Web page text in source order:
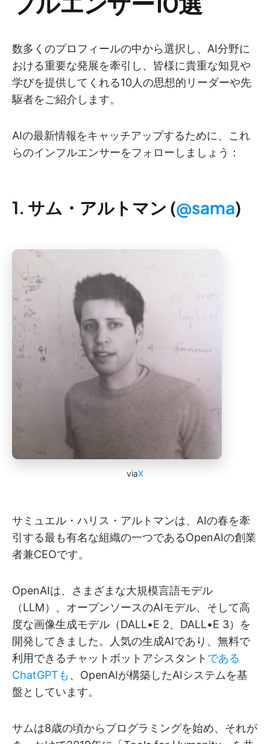
数多くのプロフィールの中から選択し、AI分野に
おける重要な発展を牽引し、皆様に貴重な知見や
学びを提供してくれる10人の思想的リーダーや先
駆者をご紹介します。
AIの最新情報をキャッチアップするために、これ
らのインフルエンサーをフォローしましょう：
1. サム・アルトマン (@sama)
viaX
サミュエル・ハリス・アルトマンは、AIの春を牽
引する最も有名な組織の一つであるOpenAIの創業
者兼CEOです。
OpenAIは、さまざまな大規模言語モデル
（LLM）、オープンソースのAIモデル、そして高
度な画像生成モデル（DALL•E 2、DALL•E 3）を
開発してきました。人気の生成AIであり、無料で
利用できるチャットボットアシスタント である
ChatGPTも、OpenAIが構築したAIシステムを基
盤としています。
サムは8歳の頃からプログラミングを始め、それが